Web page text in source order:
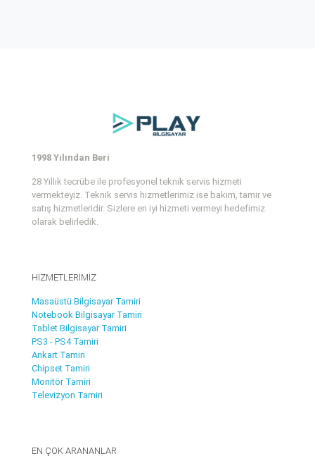
1998 Yılından Beri
28 Yıllık tecrübe ile profesyonel teknik servis hizmeti
vermekteyiz. Teknik servis hizmetlerimiz ise bakım, tamir ve
satış hizmetleridir. Sizlere en iyi hizmeti vermeyi hedefimiz
olarak belirledik.
HİZMETLERİMİZ
Masaüstü Bilgisayar Tamiri
Notebook Bilgisayar Tamiri
Tablet Bilgisayar Tamiri
PS3 - PS4 Tamiri
Ankart Tamiri
Chipset Tamiri
Monitör Tamiri
Televizyon Tamiri
EN ÇOK ARANANLAR